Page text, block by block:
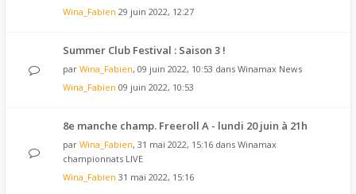
Wina_Fabien 29 juin 2022, 12:27
Summer Club Festival : Saison 3 !
par Wina_Fabien, 09 juin 2022, 10:53 dans Winamax News
Wina_Fabien 09 juin 2022, 10:53
8e manche champ. Freeroll A - lundi 20 juin à 21h
par Wina_Fabien, 31 mai 2022, 15:16 dans Winamax
championnats LIVE
Wina_Fabien 31 mai 2022, 15:16